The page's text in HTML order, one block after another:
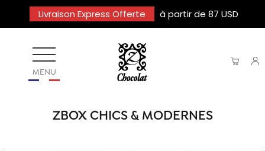
Livraison Express Offerte à partir de 87 USD
MENU
ZBOX CHICS & MODERNES